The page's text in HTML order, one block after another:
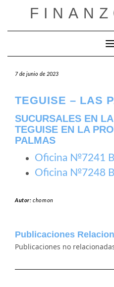
7 de junio de 2023
TEGUISE – LAS
SUCURSALES EN
TEGUISE EN LA
PALMAS
Oficina №7241
Oficina №7248
Autor:chomon
Publicaciones
Publicaciones no